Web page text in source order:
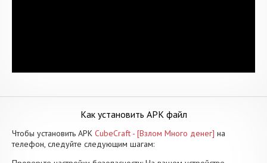
Как установить APK файл
Чтобы установить APK CubeCraft - [Взлом Много денег] на
телефон, следуйте следующим шагам: